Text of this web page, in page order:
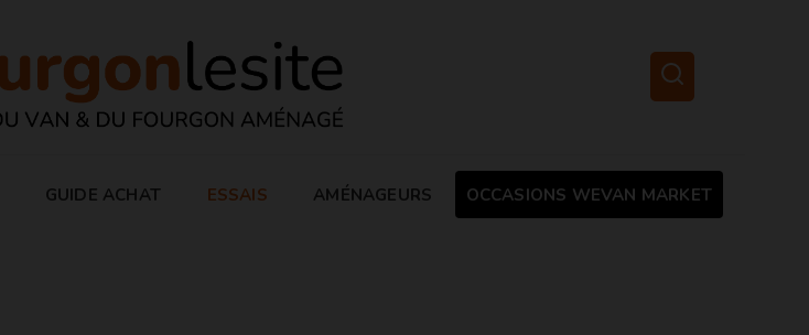
GUIDE ACHAT ESSAIS AMÉNAGEURS OCCASIONS WEVAN MARKET